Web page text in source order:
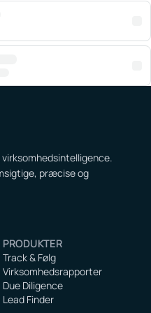
præcise og
PRODUKTER
Track & Følg
Virksomhedsrapporter
Due Diligence
Lead Finder